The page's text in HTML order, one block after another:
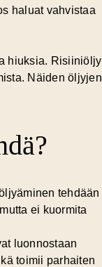
haluat vahvistaa
hiuksia. Risiiniöljy
Näiden öljyjen
tehdään
ei kuormita
luonnostaan
toimii parhaiten